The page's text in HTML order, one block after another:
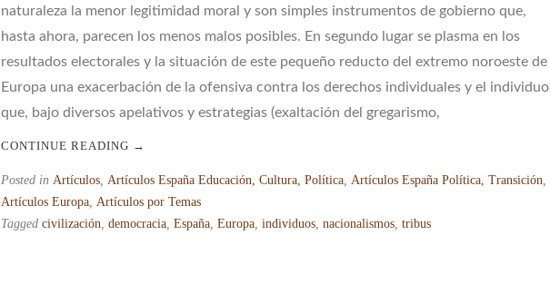
naturaleza la menor legitimidad moral y son simples instrumentos de gobierno que,
hasta ahora, parecen los menos malos posibles. En segundo lugar se plasma en los
resultados electorales y la situación de este pequeño reducto del extremo noroeste de
Europa una exacerbación de la ofensiva contra los derechos individuales y el individuo
que, bajo diversos apelativos y estrategias (exaltación del gregarismo,
CONTINUE READING →
Posted in Artículos, Artículos España Educación, Cultura, Política, Artículos España Política, Transición,
Artículos Europa, Artículos por Temas
Tagged civilización, democracia, España, Europa, individuos, nacionalismos, tribus